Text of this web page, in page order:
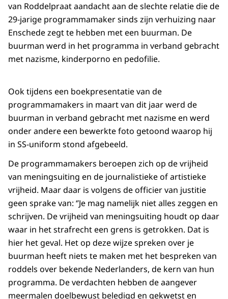
van Roddelpraat aandacht aan de slechte relatie die de
29-jarige programmamaker sinds zijn verhuizing naar
Enschede zegt te hebben met een buurman. De
buurman werd in het programma in verband gebracht
met nazisme, kinderporno en pedofilie.
Ook tijdens een boekpresentatie van de
programmamakers in maart van dit jaar werd de
buurman in verband gebracht met nazisme en werd
onder andere een bewerkte foto getoond waarop hij
in SS-uniform stond afgebeeld.
De programmamakers beroepen zich op de vrijheid
van meningsuiting en de journalistieke of artistieke
vrijheid. Maar daar is volgens de officier van justitie
geen sprake van: ‘’Je mag namelijk niet alles zeggen en
schrijven. De vrijheid van meningsuiting houdt op daar
waar in het strafrecht een grens is getrokken. Dat is
hier het geval. Het op deze wijze spreken over je
buurman heeft niets te maken met het bespreken van
roddels over bekende Nederlanders, de kern van hun
programma. De verdachten hebben de aangever
meermalen doelbewust beledigd en gekwetst en